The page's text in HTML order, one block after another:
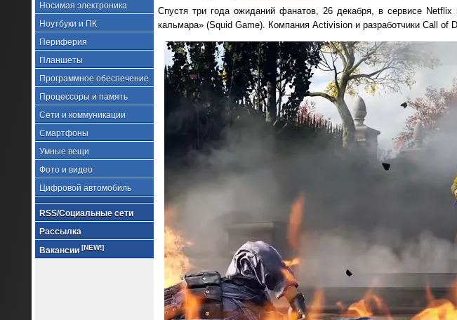
Носимая электроника
Ноутбуки и ПК
Периферия
Планшеты
Программное обеспечение
Процессоры и память
Сети и коммуникации
Смартфоны
Умные вещи
Фото и видео
Цифровой автомобиль
RSS/Социальные сети
Рассылка
Вакансии [NEW!]
Спустя три года ожиданий фанатов, 26 декабря, в сервисе
кальмара» (Squid Game). Компания Activision и разработчики Call of